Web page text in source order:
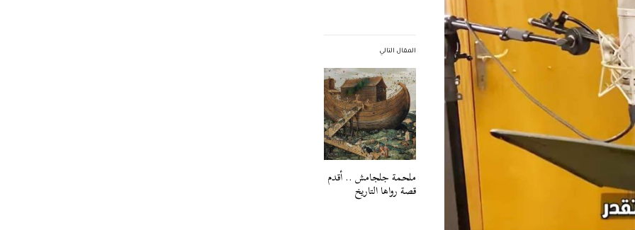
المقال التالي
ملحمة جلجامش .. أقدم
قصة رواها التاريخ